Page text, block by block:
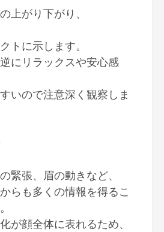
上がり下がり、
トに示します。
にリラックスや安心感
いので注意深く観察しま
緊張、眉の動きなど、
らも多くの情報を得るこ
が顔全体に表れるため、